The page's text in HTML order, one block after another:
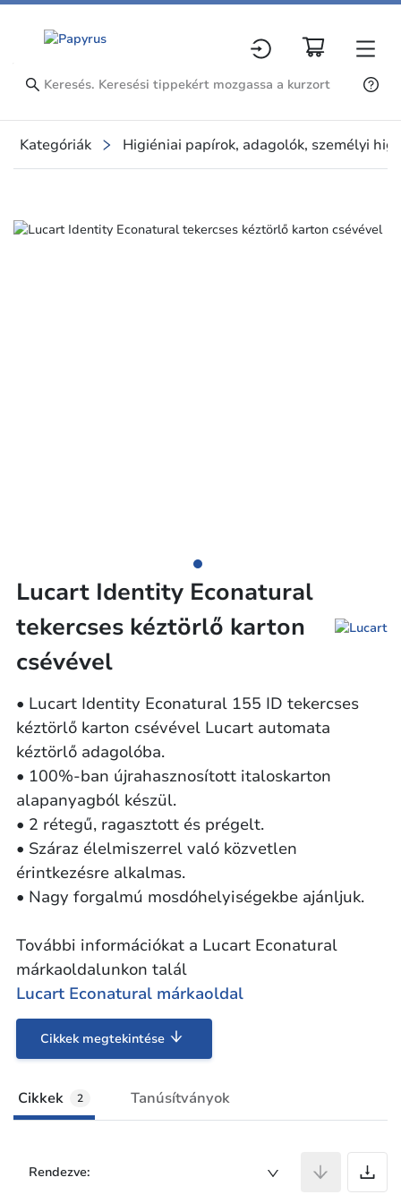
Kategóriák Higiéniai papírok, adagolók, személyi
Slide 1 of 1
Lucart Identity Econatural
tekercses kéztörlő karton
csévével
• Lucart Identity Econatural 155 ID tekercses
kéztörlő karton csévével Lucart automata
kéztörlő adagolóba.
• 100%-ban újrahasznosított italoskarton
alapanyagból készül.
• 2 rétegű, ragasztott és prégelt.
• Száraz élelmiszerrel való közvetlen
érintkezésre alkalmas.
• Nagy forgalmú mosdóhelyiségekbe ajánljuk.
További információkat a Lucart Econatural
márkaoldalunkon talál
Lucart Econatural márkaoldal
Cikkek megtekintése
Cikkek 2 Tanúsítványok
Rendezve: